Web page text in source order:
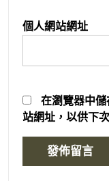
個人網站網址
在瀏覽器中
站網址，以供下